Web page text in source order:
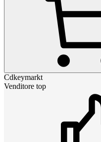
Cdkeymarkt
Venditore top